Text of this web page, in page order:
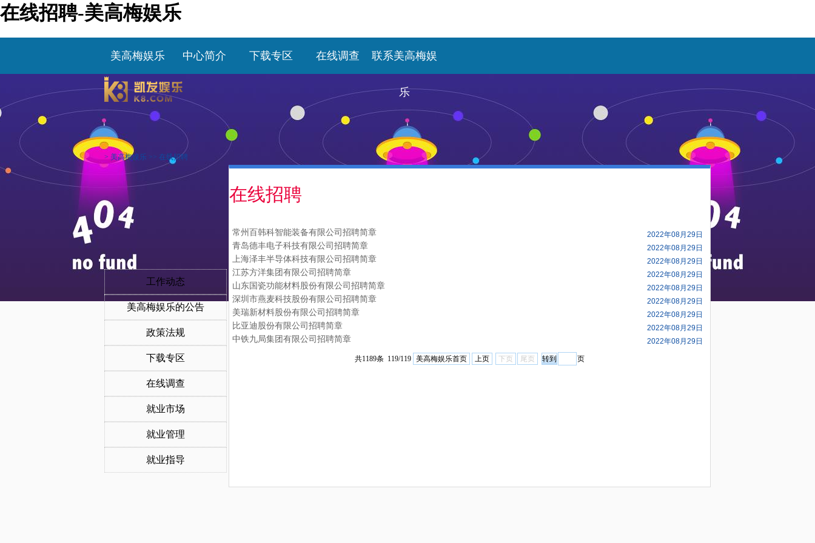
在线招聘-美高梅娱乐
美高梅娱乐 中心简介 下载专区 在线调查 联系美高梅娱
乐
> 美高梅娱乐 >> 在线招聘
工作动态
美高梅娱乐的公告
政策法规
下载专区
在线调查
就业市场
就业管理
就业指导
在线招聘
常州百韩科智能装备有限公司招聘简章 2022年08月29日
青岛德丰电子科技有限公司招聘简章 2022年08月29日
上海泽丰半导体科技有限公司招聘简章 2022年08月29日
江苏方洋集团有限公司招聘简章 2022年08月29日
山东国瓷功能材料股份有限公司招聘简章 2022年08月29日
深圳市燕麦科技股份有限公司招聘简章 2022年08月29日
美瑞新材料股份有限公司招聘简章 2022年08月29日
比亚迪股份有限公司招聘简章 2022年08月29日
中铁九局集团有限公司招聘简章 2022年08月29日
共1189条 119/119 美高梅娱乐首页 上页 下页 尾页 页